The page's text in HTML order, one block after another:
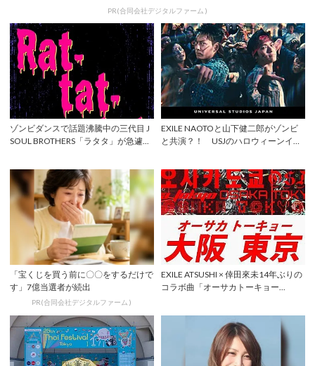
PR(合同会社デジタルファーム )
ゾンビダンスで話題沸騰中の三代目 J
SOUL BROTHERS「ラタタ」が急遽...
EXILE NAOTOと山下健二郎がゾンビ
と共演？！ USJのハロウィーンイベ
「宝くじを買う前に〇〇をするだけで
す」7億当選者が続出
PR(合同会社デジタルファーム )
EXILE ATSUSHI × 倖田來未14年ぶりの
コラボ曲「オーサカトーキョー...